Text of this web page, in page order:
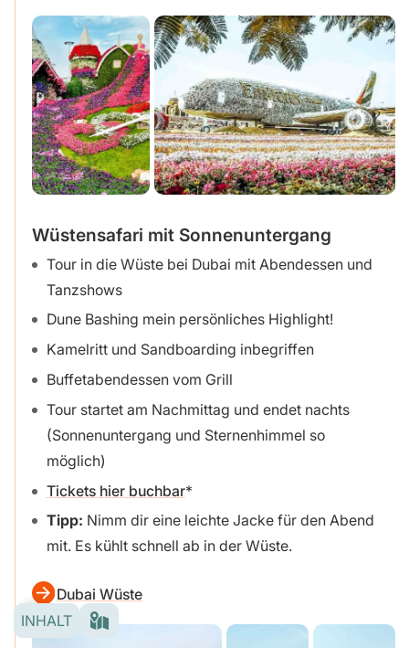
Wüstensafari mit Sonnenuntergang
Tour in die Wüste bei Dubai mit Abendessen und
Tanzshows
Dune Bashing mein persönliches Highlight!
Kamelritt und Sandboarding inbegriffen
Buffetabendessen vom Grill
Tour startet am Nachmittag und endet nachts
(Sonnenuntergang und Sternenhimmel so
möglich)
Tickets hier buchbar
Tipp: Nimm dir eine leichte Jacke für den Abend
mit. Es kühlt schnell ab in der Wüste.
Dubai Wüste
INHALT